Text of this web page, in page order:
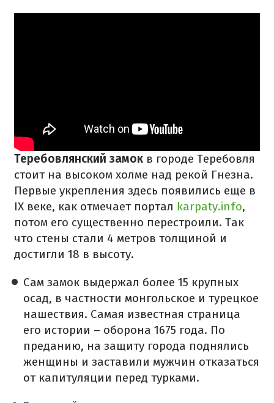
Теребовлянский замок в городе Теребовля
стоит на высоком холме над рекой Гнезна.
Первые укрепления здесь появились еще в
IX веке, как отмечает портал karpaty.info,
потом его существенно перестроили. Так
что стены стали 4 метров толщиной и
достигли 18 в высоту.
Сам замок выдержал более 15 крупных
осад, в частности монгольское и турецкое
нашествия. Самая известная страница
его истории – оборона 1675 года. По
преданию, на защиту города поднялись
женщины и заставили мужчин отказаться
от капитуляции перед турками.